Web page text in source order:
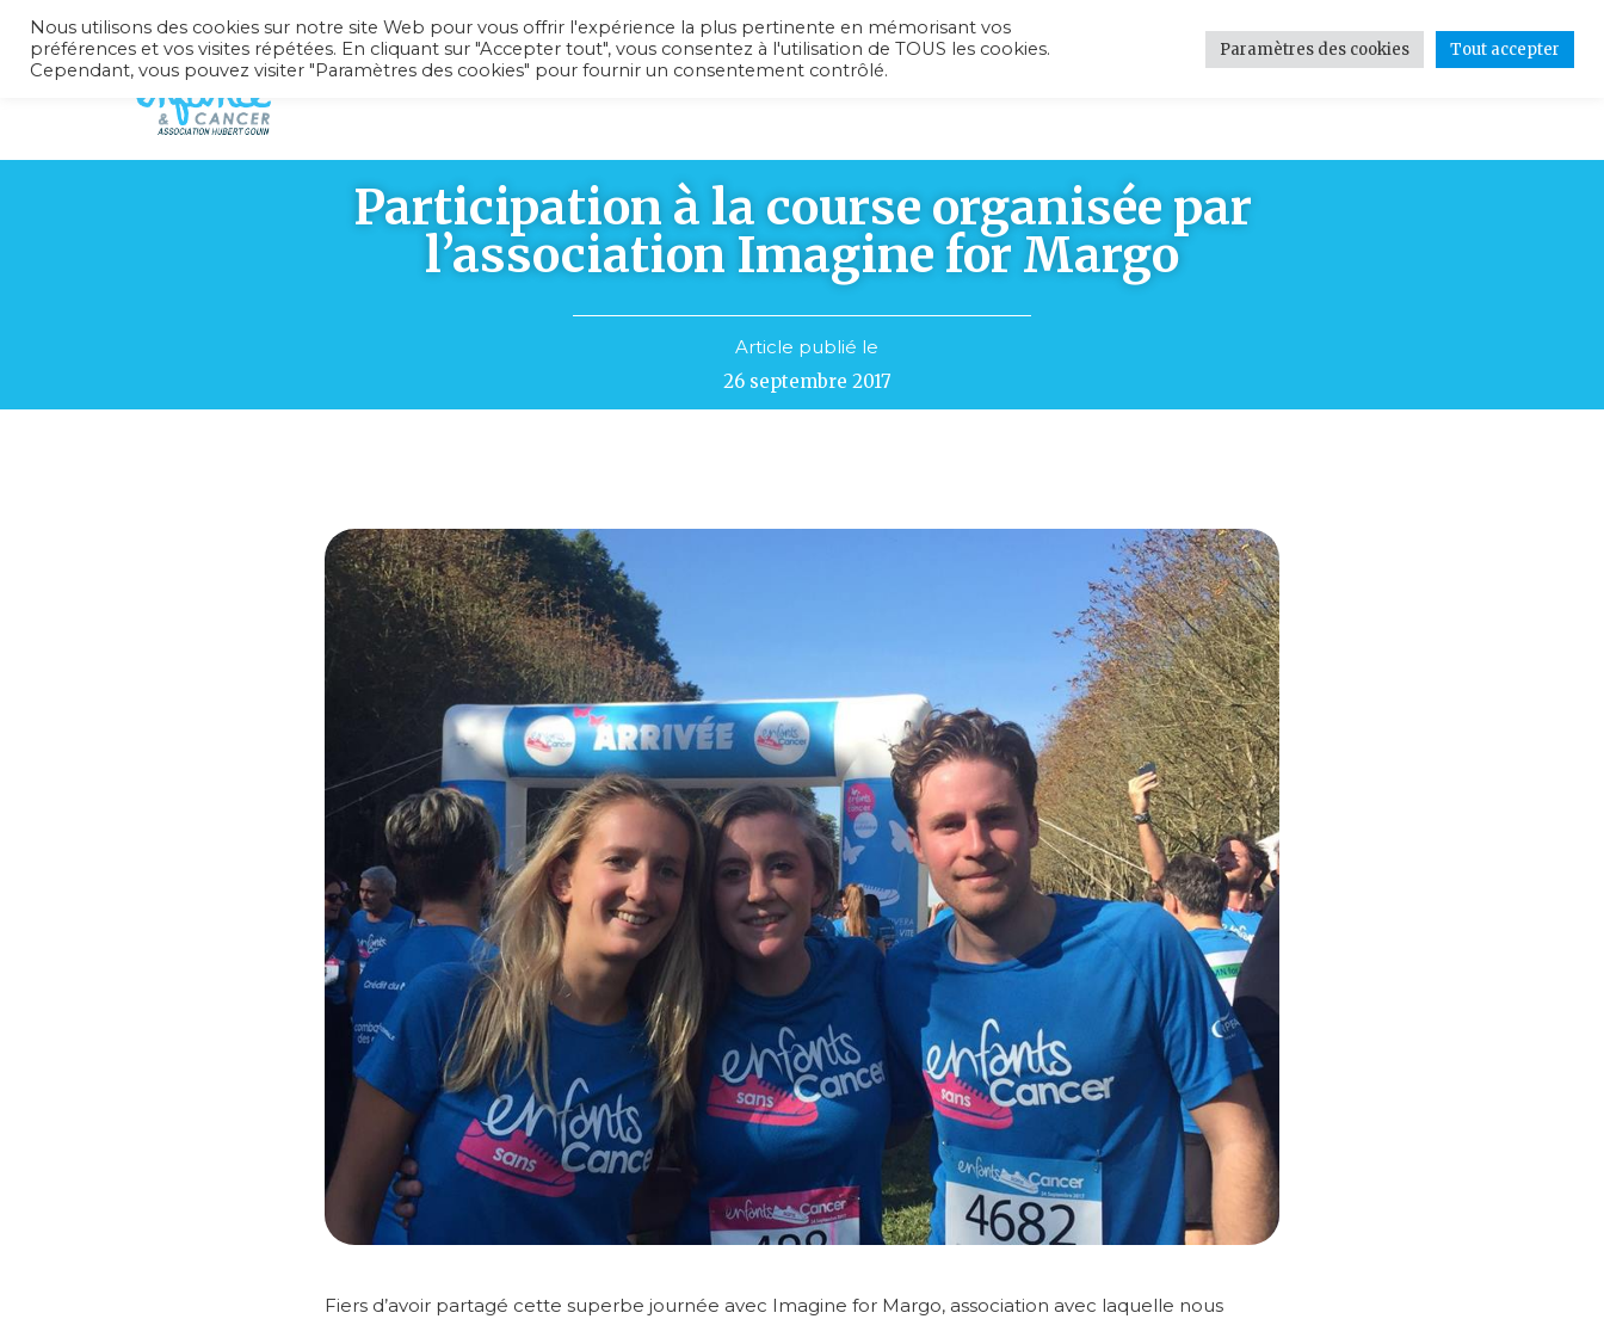
L’association Recherche médicale
Participation à la course organisée par
l’association Imagine for Margo
Article publié le
26 septembre 2017
Fiers d’avoir partagé cette superbe journée avec Imagine for Margo, association avec laquelle nous
Nous utilisons des cookies sur notre site Web pour vous offrir l'expérience la plus pertinente en mémorisant vos
préférences et vos visites répétées. En cliquant sur "Accepter tout", vous consentez à l'utilisation de TOUS les cookies.
Cependant, vous pouvez visiter "Paramètres des cookies" pour fournir un consentement contrôlé.
Paramètres des cookies Tout accepter